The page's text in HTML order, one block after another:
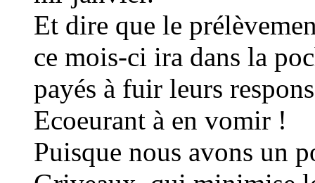
Et dire que le
ce mois-ci ira dans la
payés à fuir leurs
Ecoeurant à en vomir !
Puisque nous avons un